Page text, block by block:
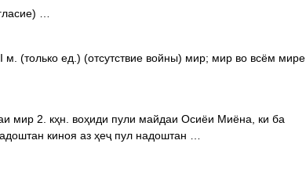
…
(только ед.) (отсутствие войны) мир; мир во всём мире
киноя аз ҳеҷ пул надоштан …